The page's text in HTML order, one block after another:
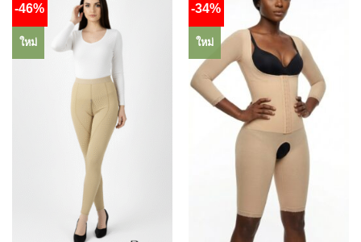
-46%
ใหม่
-34%
ใหม่